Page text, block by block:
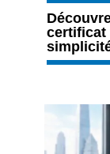
certificat